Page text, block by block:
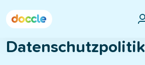
Datenschutzpolitik